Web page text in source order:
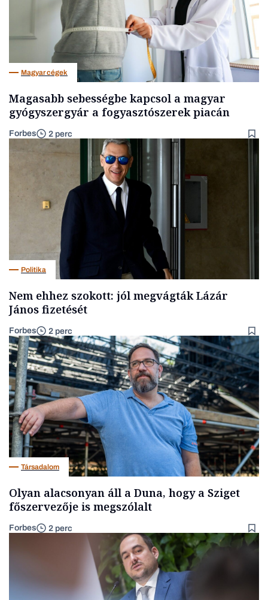
Magyar cégek
Magasabb sebességbe kapcsol a magyar
gyógyszergyár a fogyasztószerek piacán
Forbes 2 perc
Politika
Nem ehhez szokott: jól megvágták Lázár
János fizetését
Forbes 2 perc
Társadalom
Olyan alacsonyan áll a Duna, hogy a Sziget
főszervezője is megszólalt
Forbes 2 perc